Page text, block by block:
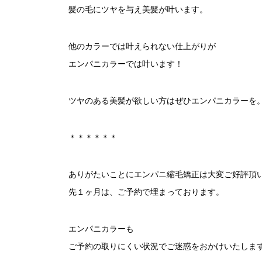
髪の毛にツヤを与え美髪が叶います。
他のカラーでは叶えられない仕上がりが
エンパニカラーでは叶います！
ツヤのある美髪が欲しい方はぜひエンパニカラーを。
＊＊＊＊＊＊
ありがたいことにエンパニ縮毛矯正は大変ご好評頂
先１ヶ月は、ご予約で埋まっております。
エンパニカラーも
ご予約の取りにくい状況でご迷惑をおかけいたします